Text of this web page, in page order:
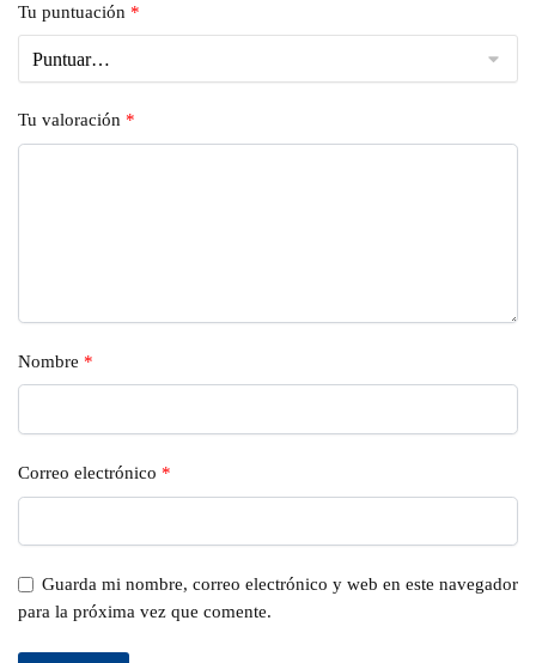
Tu puntuación *
Tu valoración *
Nombre *
Correo electrónico *
Guarda mi nombre, correo electrónico y web en este navegador
para la próxima vez que comente.